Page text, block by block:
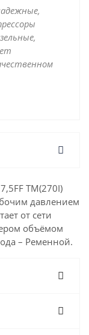
TM(270I)
давлением
от сети
объёмом
– Ременной.